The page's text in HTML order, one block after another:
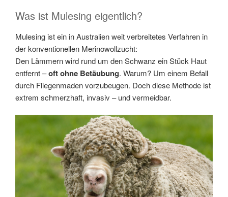
Was ist Mulesing eigentlich?
Mulesing ist ein in Australien weit verbreitetes Verfahren in
der konventionellen Merinowollzucht:
Den Lämmern wird rund um den Schwanz ein Stück Haut
entfernt –oft ohne Betäubung. Warum? Um einem Befall
durch Fliegenmaden vorzubeugen. Doch diese Methode ist
extrem schmerzhaft, invasiv – und vermeidbar.